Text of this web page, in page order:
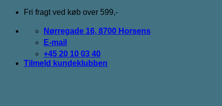
Fortsæt
indhold
Fri fragt ved køb over 599,-
Nørregade 16, 8700 Horsens
E-mail
+45 20 10 03 40
Tilmeld kundeklubben